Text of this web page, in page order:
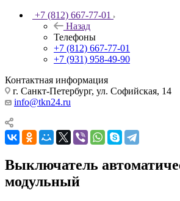
+7 (812) 667-77-01
Назад
Телефоны
+7 (812) 667-77-01
+7 (931) 958-49-90
Контактная информация
г. Санкт-Петербург, ул. Софийская, 14
info@tkn24.ru
Выключатель
модульный